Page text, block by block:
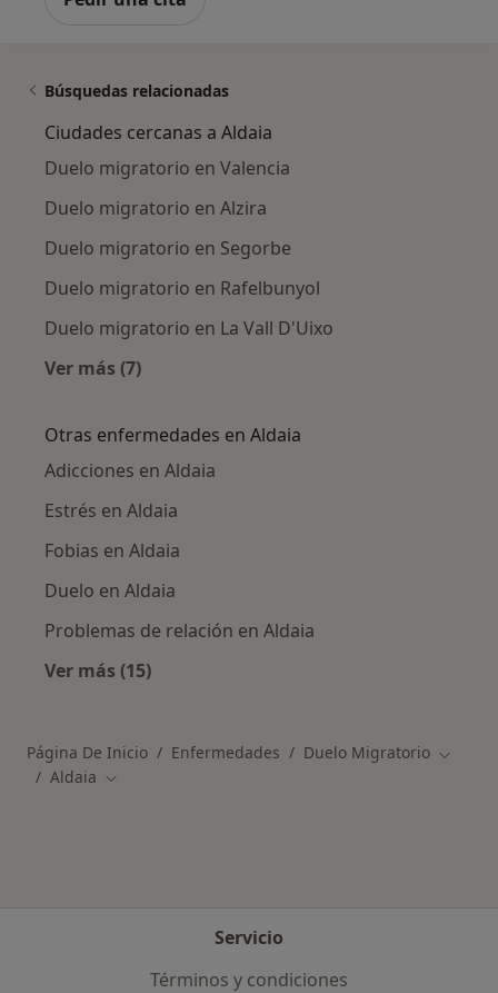
Búsquedas relacionadas
Ciudades cercanas a Aldaia
Duelo migratorio en Valencia
Duelo migratorio en Alzira
Duelo migratorio en Segorbe
Duelo migratorio en Rafelbunyol
Duelo migratorio en La Vall D'Uixo
Ver más (7)
Otras enfermedades en Aldaia
Adicciones en Aldaia
Estrés en Aldaia
Fobias en Aldaia
Duelo en Aldaia
Problemas de relación en Aldaia
Ver más (15)
Página De Inicio Enfermedades Duelo Migratorio
Aldaia Cambiar de ciudad
Servicio
Términos y condiciones